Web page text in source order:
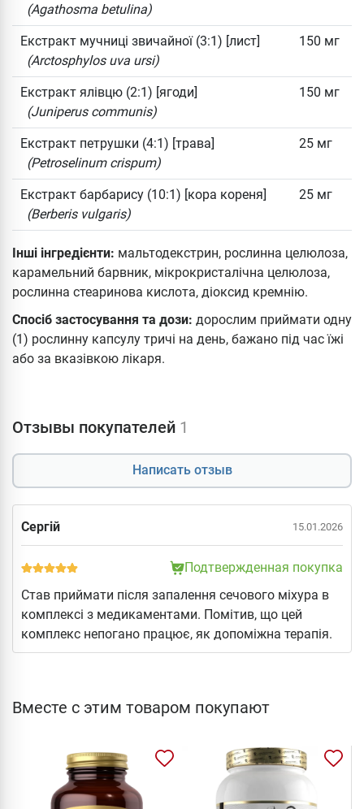
(Agathosma betulina)
Екстракт мучниці звичайної (3:1) [лист]
(Arctosphylos uva ursi)
150 мг
Екстракт ялівцю (2:1) [ягоди]
(Juniperus communis)
150 мг
Екстракт петрушки (4:1) [трава]
(Petroselinum crispum)
25 мг
Екстракт барбарису (10:1) [кора кореня]
(Berberis vulgaris)
25 мг
Інші інгредієнти: мальтодекстрин, рослинна целюлоза,
карамельний барвник, мікрокристалічна целюлоза,
рослинна стеаринова кислота, діоксид кремнію.
Спосіб застосування та дози: дорослим приймати одну
(1) рослинну капсулу тричі на день, бажано під час їжі
або за вказівкою лікаря.
Отзывы покупателей 1
Написать отзыв
Сергій 15.01.2026
Подтвержденная покупка
Став приймати після запалення сечового міхура в
комплексі з медикаментами. Помітив, що цей
комплекс непогано працює, як допоміжна терапія.
Вместе с этим товаром покупают